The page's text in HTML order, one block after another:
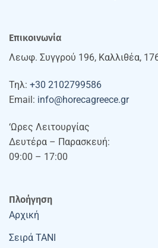
Επικοινωνία
Λεωφ. Συγγρού 196, Καλλιθέα,
Τηλ: +30 2102799586
Email: info@horecagreece.gr
‘Ωρες Λειτουργίας
Δευτέρα – Παρασκευή:
09:00 – 17:00
Πλοήγηση
Αρχική
Σειρά TANI